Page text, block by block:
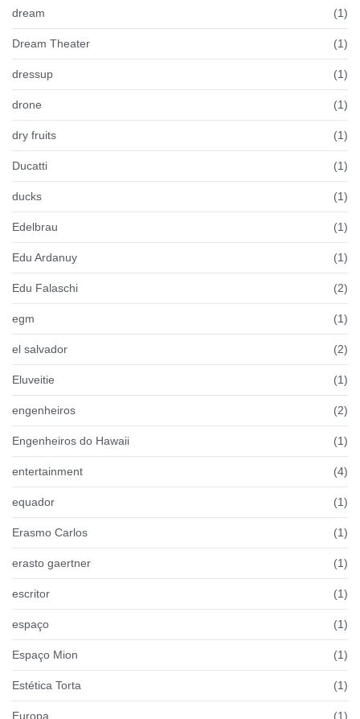
dream (1)
Dream Theater (1)
dressup (1)
drone (1)
dry fruits (1)
Ducatti (1)
ducks (1)
Edelbrau (1)
Edu Ardanuy (1)
Edu Falaschi (2)
egm (1)
el salvador (2)
Eluveitie (1)
engenheiros (2)
Engenheiros do Hawaii (1)
entertainment (4)
equador (1)
Erasmo Carlos (1)
erasto gaertner (1)
escritor (1)
espaço (1)
Espaço Mion (1)
Estética Torta (1)
Europa (1)